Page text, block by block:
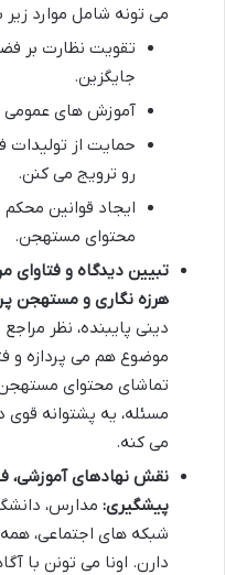
می تونه شامل موارد زیر
تقویت نظارت بر
جایگزین.
آموزش های عمومی
حمایت از تولیدات
رو ترویج می کنن.
ایجاد قوانین محکم
محتوای مستهجن.
تبیین دیدگاه و فتاوای
هرزه نگاری و مستهجن
دینی پایبنده، نظر
موضوع هم می پردازه و
تماشای محتوای
مسئله، یه پشتوانه قوی
می کنه.
نقش نهادهای آموزشی،
پیشگیری: مدارس،
شبکه های اجتماعی،
دارن. اونا می تونن با